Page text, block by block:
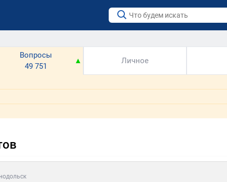
Вопросы
49 751
▲ Личное